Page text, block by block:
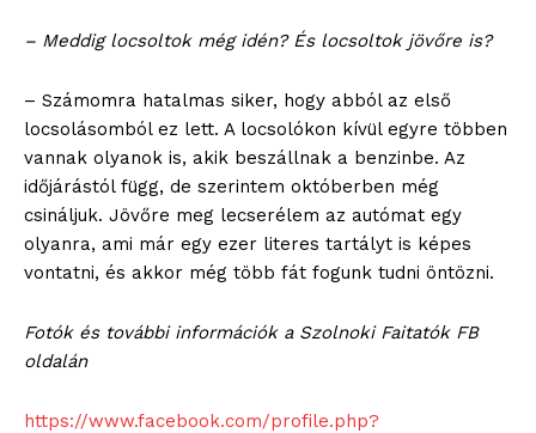
Hirdetés
– Meddig locsoltok még idén? És locsoltok jövőre is?
– Számomra hatalmas siker, hogy abból az első
locsolásomból ez lett. A locsolókon kívül egyre többen
vannak olyanok is, akik beszállnak a benzinbe. Az
időjárástól függ, de szerintem októberben még
csináljuk. Jövőre meg lecserélem az autómat egy
olyanra, ami már egy ezer literes tartályt is képes
vontatni, és akkor még több fát fogunk tudni öntözni.
Fotók és további információk a Szolnoki Faitatók FB
oldalán
https://www.facebook.com/profile.php?